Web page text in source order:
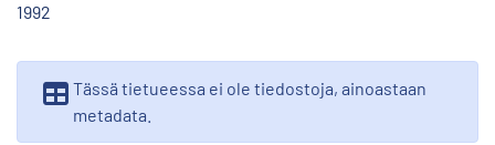
1992
Tässä tietueessa ei ole tiedostoja, ainoastaan
metadata.